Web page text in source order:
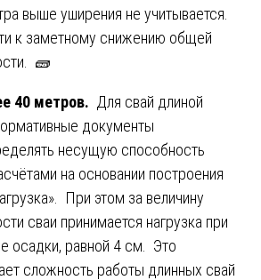
выше уширения не учитывается.
к заметному снижению общей
🧱
40 метров. Для свай длиной
документы
несущую способность
на основании построения
При этом за величину
сваи принимается нагрузка при
осадки, равной 4 см. Это
сложность работы длинных свай